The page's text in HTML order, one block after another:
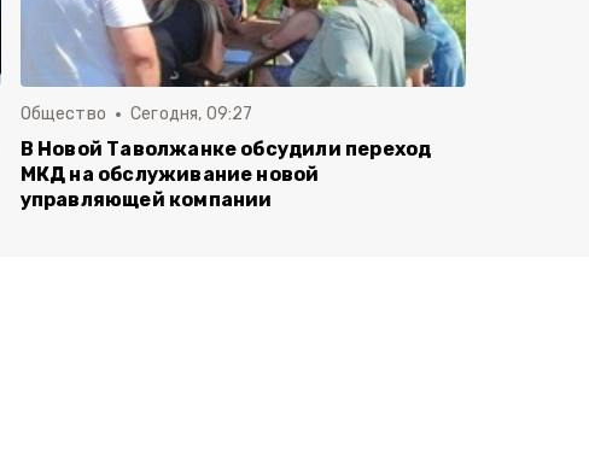
Общество Сегодня, 09:27
В Новой Таволжанке обсудили переход
МКД на обслуживание новой
управляющей компании